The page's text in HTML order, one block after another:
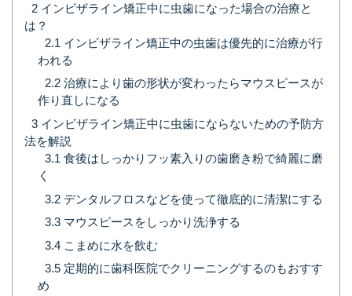
2 インビザライン矯正中に虫歯になった場合の治療と
は？
2.1 インビザライン矯正中の虫歯は優先的に治療が行
われる
2.2治療により歯の形状が変わったらマウスピースが
作り直しになる
3 インビザライン矯正中に虫歯にならないための予防方
法を解説
3.1 食後はしっかりフッ素入りの歯磨き粉で綺麗に磨
く
3.2デンタルフロスなどを使って徹底的に清潔にする
3.3マウスピースをしっかり洗浄する
3.4こまめに水を飲む
3.5定期的に歯科医院でクリーニングするのもおすす
め